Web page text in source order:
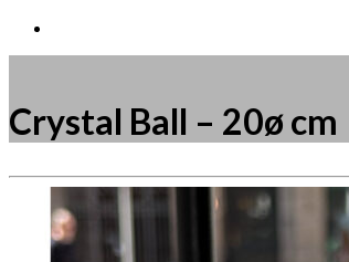
Crystal Ball – 20ø cm
Måske kunne nogle af disse